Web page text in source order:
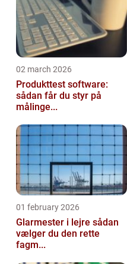
02 march 2026
Produkttest software:
sådan får du styr på
målinge...
01 february 2026
Glarmester i lejre sådan
vælger du den rette
fagm...